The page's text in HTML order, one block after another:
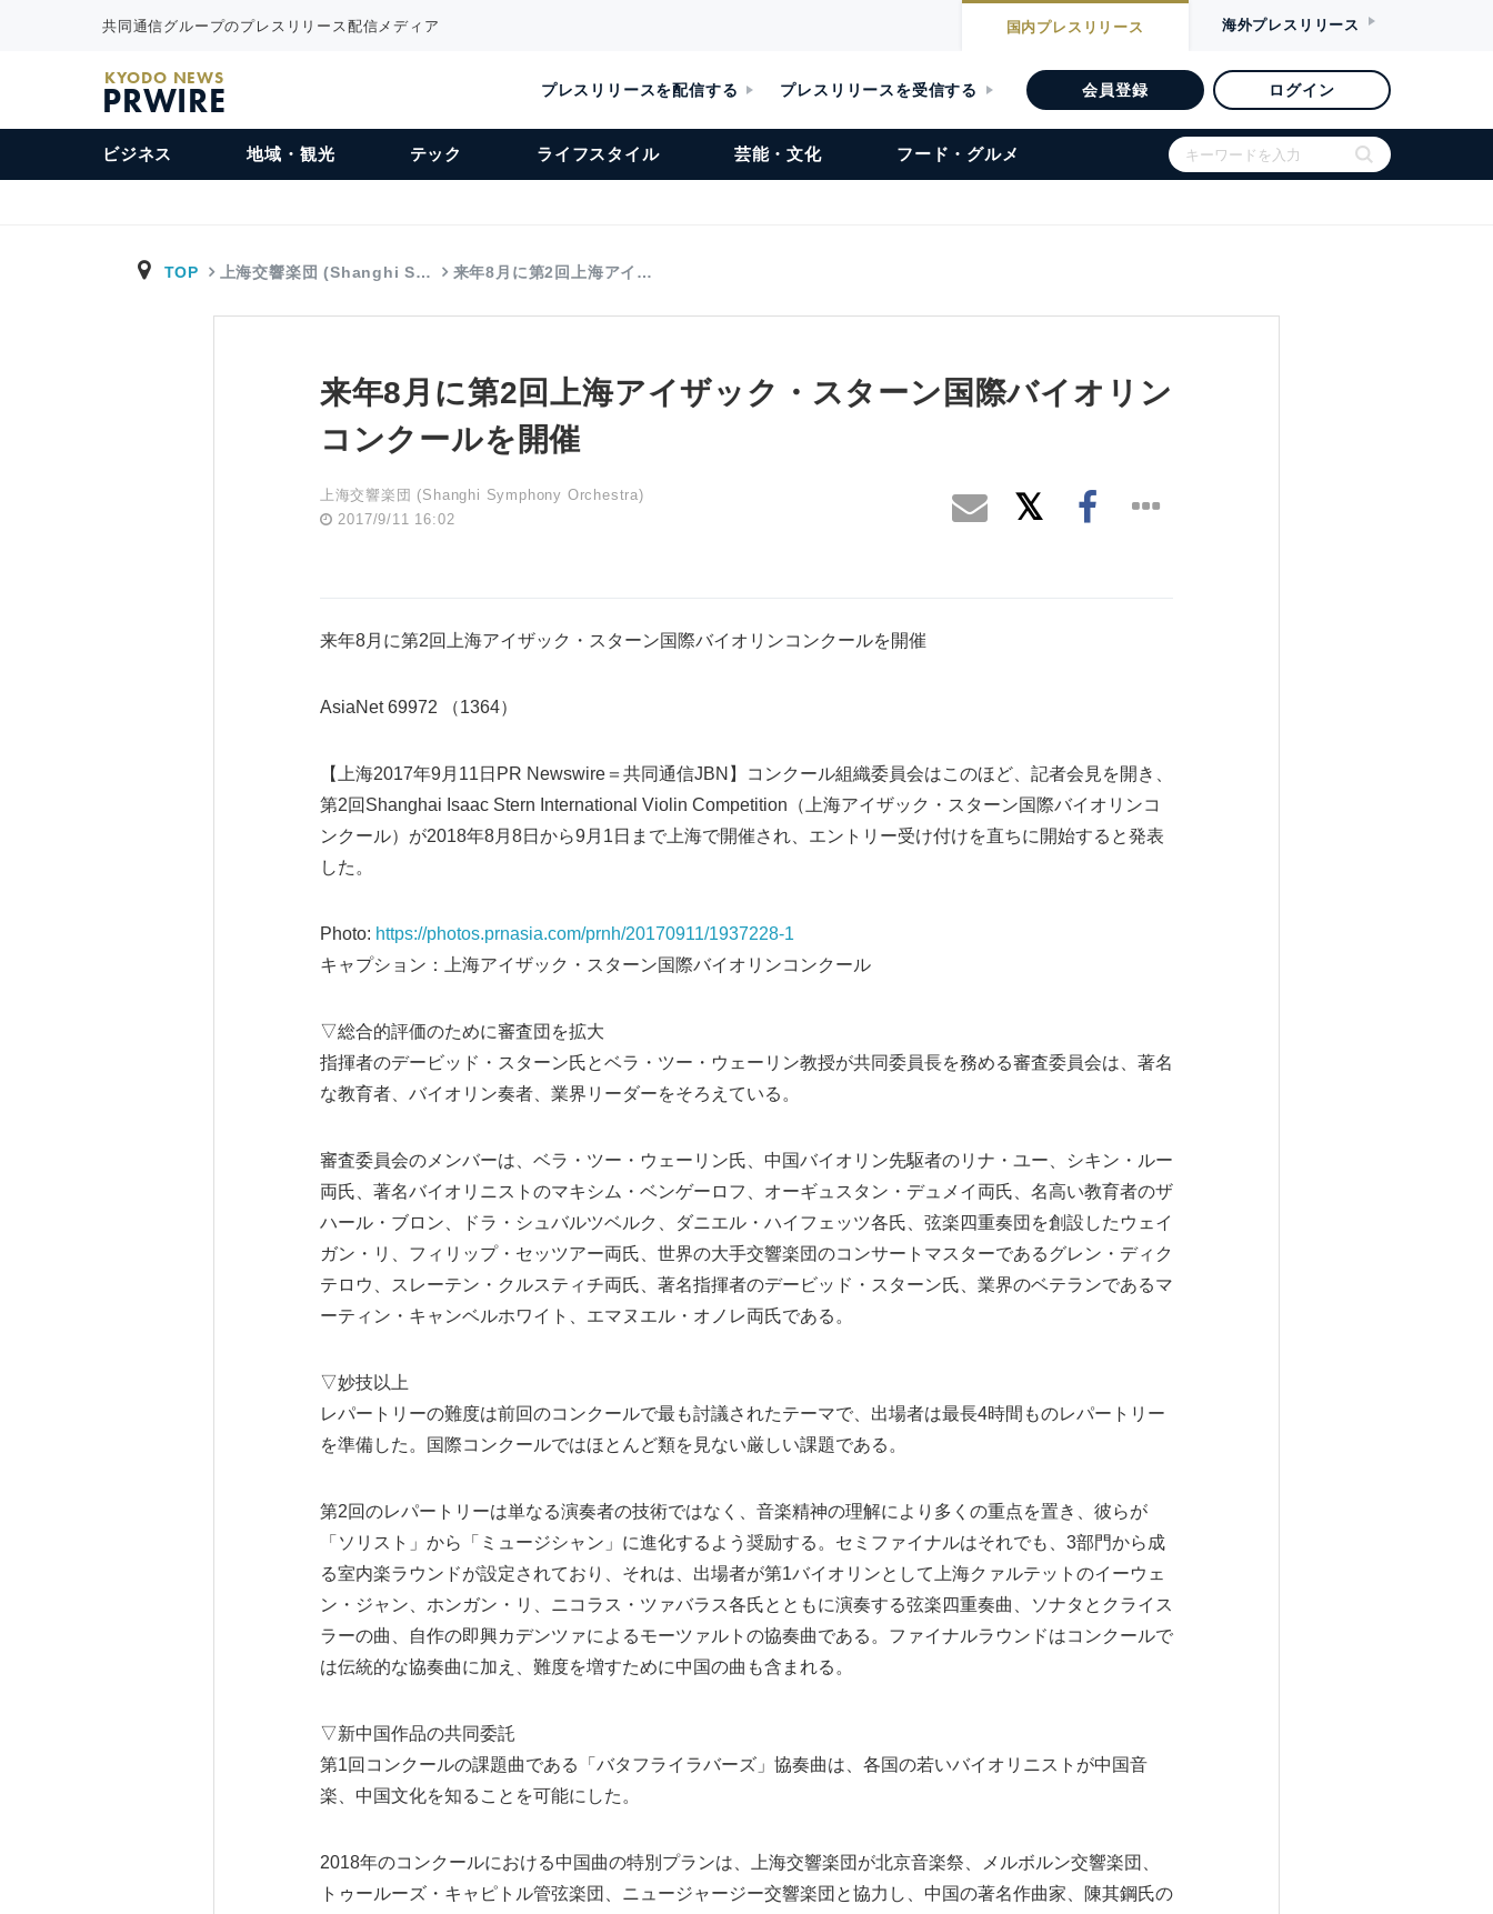
共同通信グループのプレスリリース配信メディア 国内プレスリリース 海外プレスリリース
KYODO NEWS
PRWIRE プレスリリースを配信する プレスリリースを受信する 会員登録 ログイン
ビジネス 地域・観光 テック ライフスタイル 芸能・文化 フード・グルメ
TOP 上海交響楽団 (Shanghi S… 来年8月に第2回上海アイ…
来年8月に第2回上海アイザック・スターン国際バイオリン
コンクールを開催
上海交響楽団 (Shanghi Symphony Orchestra)
2017/9/11 16:02
来年8月に第2回上海アイザック・スターン国際バイオリンコンクールを開催
AsiaNet 69972 （1364）
【上海2017年9月11日PR Newswire＝共同通信JBN】コンクール組織委員会はこのほど、記者会見を開き、
第2回Shanghai Isaac Stern International Violin Competition（上海アイザック・スターン国際バイオリンコ
ンクール）が2018年8月8日から9月1日まで上海で開催され、エントリー受け付けを直ちに開始すると発表
した。
Photo: https://photos.prnasia.com/prnh/20170911/1937228-1
キャプション：上海アイザック・スターン国際バイオリンコンクール
▽総合的評価のために審査団を拡大
指揮者のデービッド・スターン氏とベラ・ツー・ウェーリン教授が共同委員長を務める審査委員会は、著名
な教育者、バイオリン奏者、業界リーダーをそろえている。
審査委員会のメンバーは、ベラ・ツー・ウェーリン氏、中国バイオリン先駆者のリナ・ユー、シキン・ルー
両氏、著名バイオリニストのマキシム・ベンゲーロフ、オーギュスタン・デュメイ両氏、名高い教育者のザ
ハール・ブロン、ドラ・シュバルツベルク、ダニエル・ハイフェッツ各氏、弦楽四重奏団を創設したウェイ
ガン・リ、フィリップ・セッツアー両氏、世界の大手交響楽団のコンサートマスターであるグレン・ディク
テロウ、スレーテン・クルスティチ両氏、著名指揮者のデービッド・スターン氏、業界のベテランであるマ
ーティン・キャンベルホワイト、エマヌエル・オノレ両氏である。
▽妙技以上
レパートリーの難度は前回のコンクールで最も討議されたテーマで、出場者は最長4時間ものレパートリー
を準備した。国際コンクールではほとんど類を見ない厳しい課題である。
第2回のレパートリーは単なる演奏者の技術ではなく、音楽精神の理解により多くの重点を置き、彼らが
「ソリスト」から「ミュージシャン」に進化するよう奨励する。セミファイナルはそれでも、3部門から成
る室内楽ラウンドが設定されており、それは、出場者が第1バイオリンとして上海クァルテットのイーウェ
ン・ジャン、ホンガン・リ、ニコラス・ツァバラス各氏とともに演奏する弦楽四重奏曲、ソナタとクライス
ラーの曲、自作の即興カデンツァによるモーツァルトの協奏曲である。ファイナルラウンドはコンクールで
は伝統的な協奏曲に加え、難度を増すために中国の曲も含まれる。
▽新中国作品の共同委託
第1回コンクールの課題曲である「バタフライラバーズ」協奏曲は、各国の若いバイオリニストが中国音
楽、中国文化を知ることを可能にした。
2018年のコンクールにおける中国曲の特別プランは、上海交響楽団が北京音楽祭、メルボルン交響楽団、
トゥールーズ・キャピトル管弦楽団、ニュージャージー交響楽団と協力し、中国の著名作曲家、陳其鋼氏の